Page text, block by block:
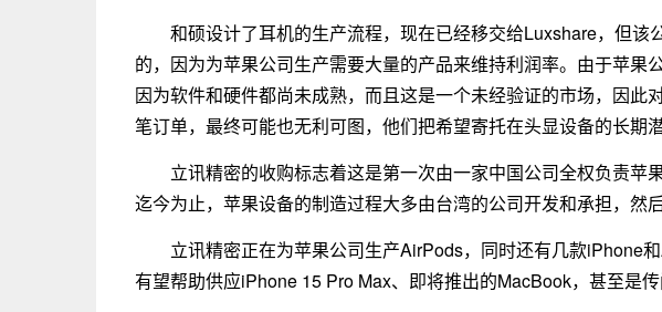
和硕设计了耳机的生产流程，现在已经移交给Luxshare，但该
的，因为为苹果公司生产需要大量的产品来维持利润率。由于苹果
因为软件和硬件都尚未成熟，而且这是一个未经验证的市场，因此
笔订单，最终可能也无利可图，他们把希望寄托在头显设备的长期潜
立讯精密的收购标志着这是第一次由一家中国公司全权负责苹
迄今为止，苹果设备的制造过程大多由台湾的公司开发和承担，然
立讯精密正在为苹果公司生产AirPods，同时还有几款iPhone
有望帮助供应iPhone 15 Pro Max、即将推出的MacBook，甚至是传